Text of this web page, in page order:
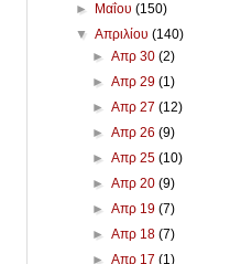
►
Μαΐου(150)
▼Απριλίου(140)
► Απρ 30 (2)
► Απρ 29 (1)
► Απρ 27 (12)
► Απρ 26 (9)
► Απρ 25 (10)
► Απρ 20 (9)
► Απρ 19 (7)
► Απρ 18 (7)
► Απρ 17 (1)